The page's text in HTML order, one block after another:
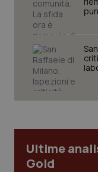
Ultime
Gold